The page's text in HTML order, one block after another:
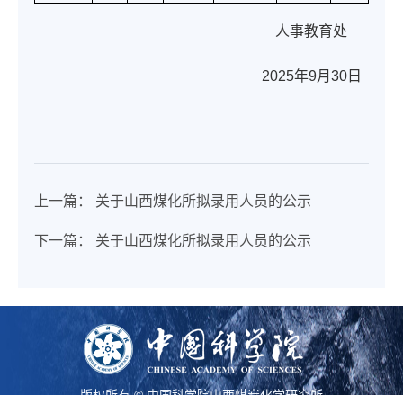
人事教育处
2025年9月30日
上一篇： 关于山西煤化所拟录用人员的公示
下一篇： 关于山西煤化所拟录用人员的公示